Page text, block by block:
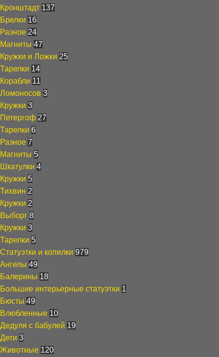
Кронштадт 137
Брелки 16
Разное 24
Магниты 47
Кружки и Ложки 25
Тарелки 14
Корабли 11
Ломоносов 3
Кружки 3
Петергоф 27
Тарелки 6
Разное 7
Магниты 5
Шкатулки 4
Кружки 5
Тихвин 2
Кружки 2
Выборг 8
Кружки 3
Тарелки 5
Статуэтки и копилки 979
Ангелы 49
Балерины 18
Большие интерьерные статуэтки 1
Бюсты 49
Влюбленные 10
Дедуля с бабулей 19
Дети 3
Животные 120